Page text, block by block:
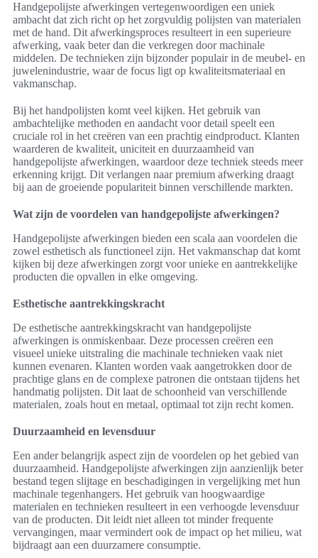
Handgepolijste afwerkingen vertegenwoordigen een uniek
ambacht dat zich richt op het zorgvuldig polijsten van materialen
met de hand. Dit afwerkingsproces resulteert in een superieure
afwerking, vaak beter dan die verkregen door machinale
middelen. De technieken zijn bijzonder populair in de meubel- en
juwelenindustrie, waar de focus ligt op kwaliteitsmateriaal en
vakmanschap.
Bij het handpolijsten komt veel kijken. Het gebruik van
ambachtelijke methoden en aandacht voor detail speelt een
cruciale rol in het creëren van een prachtig eindproduct. Klanten
waarderen de kwaliteit, uniciteit en duurzaamheid van
handgepolijste afwerkingen, waardoor deze techniek steeds meer
erkenning krijgt. Dit verlangen naar premium afwerking draagt
bij aan de groeiende populariteit binnen verschillende markten.
Wat zijn de voordelen van handgepolijste afwerkingen?
Handgepolijste afwerkingen bieden een scala aan voordelen die
zowel esthetisch als functioneel zijn. Het vakmanschap dat komt
kijken bij deze afwerkingen zorgt voor unieke en aantrekkelijke
producten die opvallen in elke omgeving.
Esthetische aantrekkingskracht
De esthetische aantrekkingskracht van handgepolijste
afwerkingen is onmiskenbaar. Deze processen creëren een
visueel unieke uitstraling die machinale technieken vaak niet
kunnen evenaren. Klanten worden vaak aangetrokken door de
prachtige glans en de complexe patronen die ontstaan tijdens het
handmatig polijsten. Dit laat de schoonheid van verschillende
materialen, zoals hout en metaal, optimaal tot zijn recht komen.
Duurzaamheid en levensduur
Een ander belangrijk aspect zijn de voordelen op het gebied van
duurzaamheid. Handgepolijste afwerkingen zijn aanzienlijk beter
bestand tegen slijtage en beschadigingen in vergelijking met hun
machinale tegenhangers. Het gebruik van hoogwaardige
materialen en technieken resulteert in een verhoogde levensduur
van de producten. Dit leidt niet alleen tot minder frequente
vervangingen, maar vermindert ook de impact op het milieu, wat
bijdraagt aan een duurzamere consumptie.